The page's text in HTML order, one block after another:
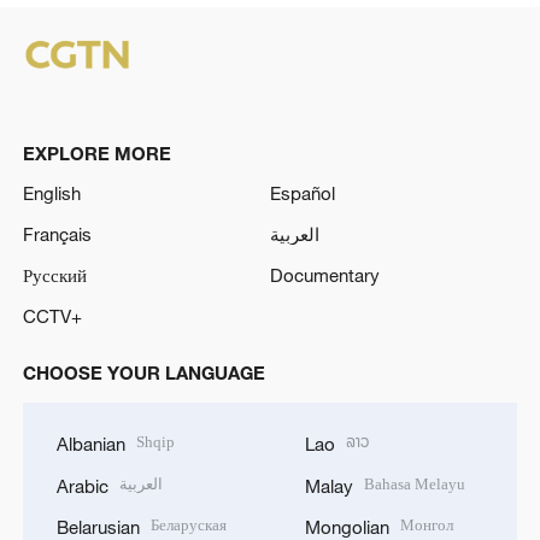
EXPLORE MORE
English
Español
Français
العربية
Русский
Documentary
CCTV+
CHOOSE YOUR LANGUAGE
Albanian Shqip
Arabic العربية
Belarusian Беларуская
Lao ລາວ
Malay Bahasa Melayu
Mongolian Монгол